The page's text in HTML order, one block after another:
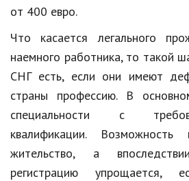
от 400 евро.
Что касается легального
наемного работника, то такой
СНГ есть, если они имеют
страны профессию. В
специальности с
квалификации.
жительство, а
регистрацию упрощается,